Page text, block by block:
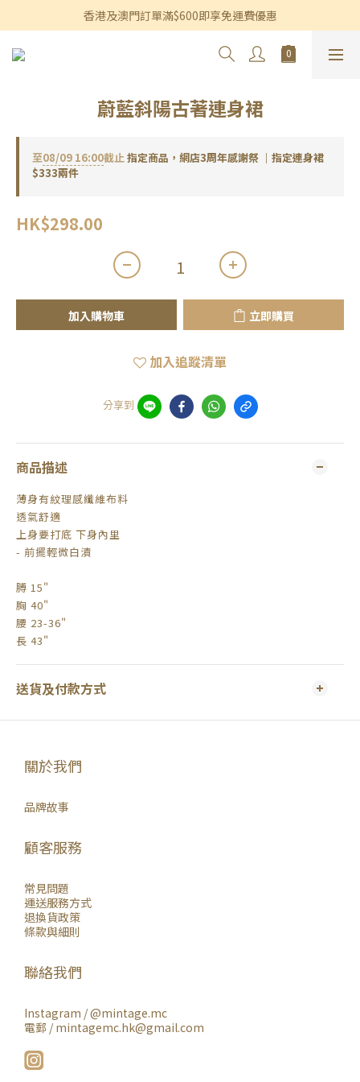
香港及澳門訂單滿$600即享免運費優惠
香港及澳門訂單滿$600即享免運費優惠
3個月內買滿$1,200可享永久九折優惠
蔚藍斜陽古著連身裙
至08/09 16:00截止指定商品，網店3周年感謝祭 ｜指定連身裙
$333兩件
HK$298.00
加入購物車 立即購買
加入追蹤清單
分享到
商品描述
薄身有紋理感纖維布料
透氣舒適
上身要打底 下身內里
- 前擺輕微白漬
膊 15"
胸 40"
腰 23-36"
長 43"
送貨及付款方式
關於我們
品牌故事
顧客服務
常見問題
運送服務方式
退換貨政策
條款與細則
聯絡我們
Instagram /@mintage.mc
電郵 / mintagemc.hk@gmail.com